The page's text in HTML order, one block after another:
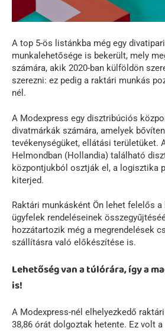
A top 5-ös listánkba még egy
munkalehetősége is bekerült, mely
számára, akik 2020-ban külföldön
szerezni: ez pedig a raktári munkás
nél.
A Modexpress egy disztribúciós
divatmárkák számára, amelyek
tevékenységüket, ellátási területüket.
Helmondban (Hollandia) található
központjukból osztják el, a logisztika
kiterjed.
Raktári munkásként Ön lehet felelős
ügyfelek rendeléseinek
hozzátartozik még a megrendelések
szállításra való előkészítése is.
Lehetőség van a túlórára, így a
is!
A Modexpress-nél elhelyezkedő
38,86 órát dolgoztak hetente. Ez volt